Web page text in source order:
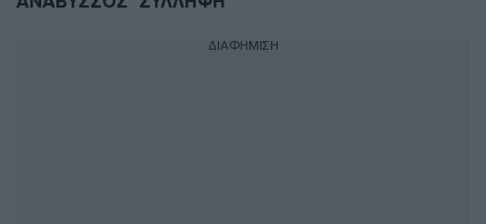
ΔΙΑΦΗΜΙΣΗ